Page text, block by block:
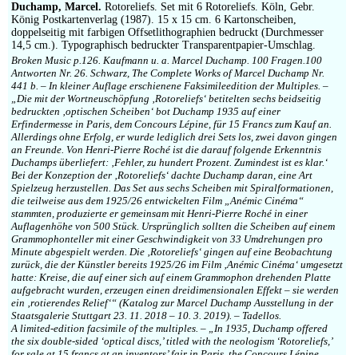
Duchamp, Marcel. Rotoreliefs. Set mit 6 Rotoreliefs. Köln, Gebr.
König Postkartenverlag (1987). 15 x 15 cm. 6 Kartonscheiben,
doppelseitig mit farbigen Offsetlithographien bedruckt (Durchmesser
14,5 cm.). Typographisch bedruckter Transparentpapier-Umschlag.
Broken Music p.126. Kaufmann u. a. Marcel Duchamp. 100 Fragen.100
Antworten Nr. 26. Schwarz, The Complete Works of Marcel Duchamp Nr.
441 b. – In kleiner Auflage erschienene Faksimileedition der Multiples. –
„Die mit der Wortneuschöpfung ‚Rotoreliefs‘ betitelten sechs beidseitig
bedruckten ‚optischen Scheiben‘ bot Duchamp 1935 auf einer
Erfindermesse in Paris, dem Concours Lépine, für 15 Francs zum Kauf an.
Allerdings ohne Erfolg, er wurde lediglich drei Sets los, zwei davon gingen
an Freunde. Von Henri-Pierre Roché ist die darauf folgende Erkenntnis
Duchamps überliefert: ‚Fehler, zu hundert Prozent. Zumindest ist es klar.‘
Bei der Konzeption der ‚Rotoreliefs‘ dachte Duchamp daran, eine Art
Spielzeug herzustellen. Das Set aus sechs Scheiben mit Spiralformationen,
die teilweise aus dem 1925/26 entwickelten Film „Anémic Cinéma“
stammten, produzierte er gemeinsam mit Henri-Pierre Roché in einer
Auflagenhöhe von 500 Stück. Ursprünglich sollten die Scheiben auf einem
Grammophonteller mit einer Geschwindigkeit von 33 Umdrehungen pro
Minute abgespielt werden. Die ‚Rotoreliefs‘ gingen auf eine Beobachtung
zurück, die der Künstler bereits 1925/26 im Film ‚Anémic Cinéma‘ umgesetzt
hatte: Kreise, die auf einer sich auf einem Grammophon drehenden Platte
aufgebracht wurden, erzeugen einen dreidimensionalen Effekt – sie werden
ein ‚rotierendes Relief‘“ (Katalog zur Marcel Duchamp Ausstellung in der
Staatsgalerie Stuttgart 23. 11. 2018 – 10. 3. 2019). – Tadellos.
A limited-edition facsimile of the multiples. – „In 1935, Duchamp offered
the six double-sided ‘optical discs,’ titled with the neologism ‘Rotoreliefs,’